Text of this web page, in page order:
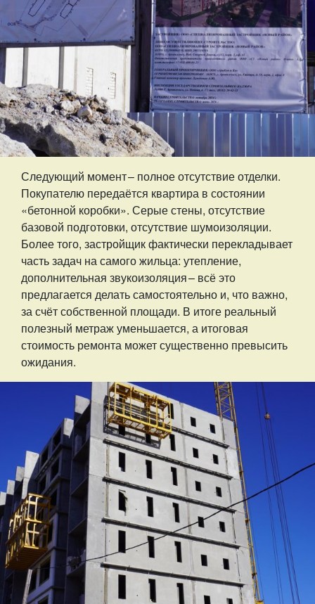
Следующий момент – ​полное отсутствие отделки.
Покупателю передаётся квартира в состоянии
«бетонной коробки». Серые стены, отсутствие
базовой подготовки, отсутствие шумоизоляции.
Более того, застройщик фактически перекладывает
часть задач на самого жильца: утепление,
дополнительная звукоизоляция – ​всё это
предлагается делать самостоятельно и, что важно,
за счёт собственной площади. В итоге реальный
полезный метраж уменьшается, а итоговая
стоимость ремонта может существенно превысить
ожидания.